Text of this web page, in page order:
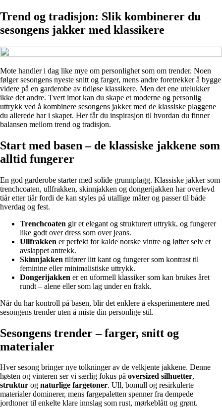
Trend og tradisjon: Slik kombinerer du
sesongens jakker med klassikere
Mote handler i dag like mye om personlighet som om trender. Noen
følger sesongens nyeste snitt og farger, mens andre foretrekker å bygge
videre på en garderobe av tidløse klassikere. Men det ene utelukker
ikke det andre. Tvert imot kan du skape et moderne og personlig
uttrykk ved å kombinere sesongens jakker med de klassiske plaggene
du allerede har i skapet. Her får du inspirasjon til hvordan du finner
balansen mellom trend og tradisjon.
Start med basen – de klassiske jakkene som
alltid fungerer
En god garderobe starter med solide grunnplagg. Klassiske jakker som
trenchcoaten, ullfrakken, skinnjakken og dongerijakken har overlevd
tiår etter tiår fordi de kan styles på utallige måter og passer til både
hverdag og fest.
Trenchcoaten gir et elegant og strukturert uttrykk, og fungerer
like godt over dress som over jeans.
Ullfrakken er perfekt for kalde norske vintre og løfter selv et
avslappet antrekk.
Skinnjakken tilfører litt kant og fungerer som kontrast til
feminine eller minimalistiske uttrykk.
Dongerijakken er en uformell klassiker som kan brukes året
rundt – alene eller som lag under en frakk.
Når du har kontroll på basen, blir det enklere å eksperimentere med
sesongens trender uten å miste din personlige stil.
Sesongens trender – farger, snitt og
materialer
Hver sesong bringer nye tolkninger av de velkjente jakkene. Denne
høsten og vinteren ser vi særlig fokus på oversized silhuetter,
struktur og naturlige fargetoner. Ull, bomull og resirkulerte
materialer dominerer, mens fargepaletten spenner fra dempede
jordtoner til enkelte klare innslag som rust, mørkeblått og grønt.